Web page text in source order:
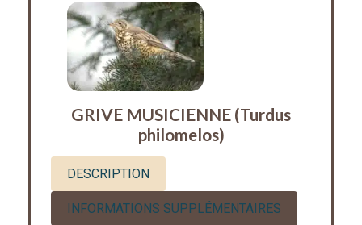
GRIVE MUSICIENNE (Turdus
philomelos)
DESCRIPTION
INFORMATIONS SUPPLÉMENTAIRES